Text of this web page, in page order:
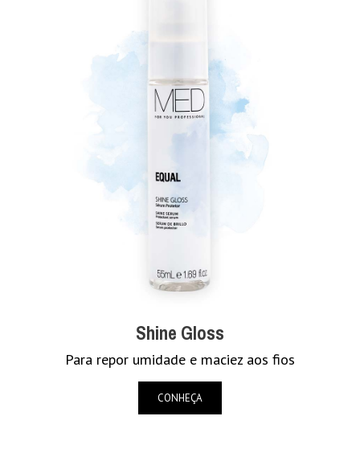
Shine Gloss
Para repor umidade e maciez aos fios
CONHEÇA